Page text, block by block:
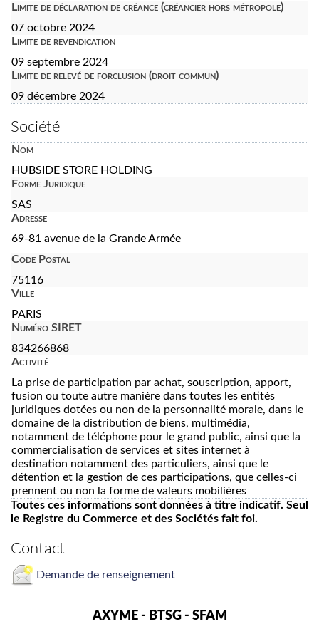
Limite de déclaration de créance (créancier hors métropole)
07 octobre 2024
Limite de revendication
09 septembre 2024
Limite de relevé de forclusion (droit commun)
09 décembre 2024
Société
Nom
HUBSIDE STORE HOLDING
Forme Juridique
SAS
Adresse
69-81 avenue de la Grande Armée
Code Postal
75116
Ville
PARIS
Numéro SIRET
834266868
Activité
La prise de participation par achat, souscription, apport,
fusion ou toute autre manière dans toutes les entités
juridiques dotées ou non de la personnalité morale, dans le
domaine de la distribution de biens, multimédia,
notamment de téléphone pour le grand public, ainsi que la
commercialisation de services et sites internet à
destination notamment des particuliers, ainsi que le
détention et la gestion de ces participations, que celles-ci
prennent ou non la forme de valeurs mobilières
Toutes ces informations sont données à titre indicatif. Seul
le Registre du Commerce et des Sociétés fait foi.
Contact
Demande de renseignement
AXYME - BTSG - SFAM